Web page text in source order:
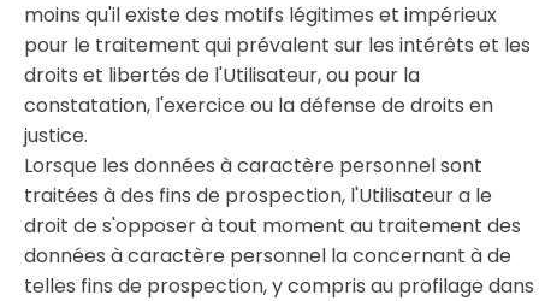
moins qu'il existe des motifs légitimes et impérieux
pour le traitement qui prévalent sur les intérêts et les
droits et libertés de l'Utilisateur, ou pour la
constatation, l'exercice ou la défense de droits en
justice.
Lorsque les données à caractère personnel sont
traitées à des fins de prospection, l'Utilisateur a le
droit de s'opposer à tout moment au traitement des
données à caractère personnel la concernant à de
telles fins de prospection, y compris au profilage dans